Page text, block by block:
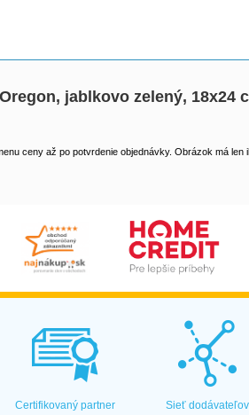
jablkovo zelený, 18x24
ceny až po potvrdenie objednávky. Obrázok má len
Certifikovaný partner Sieť dodávateľov